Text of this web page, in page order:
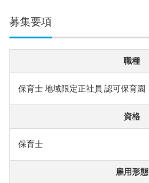
募集要項
職種
保育士 地域限定正社員 認可保育園
資格
保育士
雇用形態